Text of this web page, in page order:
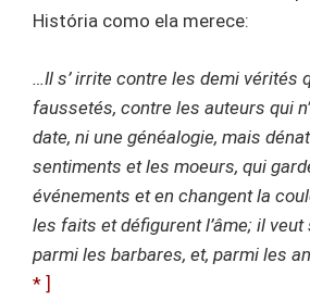
História como ela merece:
…Il s’ irrite contre les demi vérités
faussetés, contre les auteurs qui
date, ni une généalogie, mais
sentiments et les moeurs, qui
événements et en changent la
les faits et défigurent l’âme; il
parmi les barbares, et, parmi les
* ]